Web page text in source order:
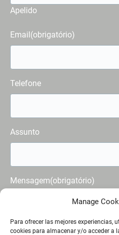
Manage
Para ofrecer las mejores experiencias,
cookies para almacenar y/o acceder a
Apelido
Email(obrigatório)
Telefone
Assunto
Mensagem(obrigatório)